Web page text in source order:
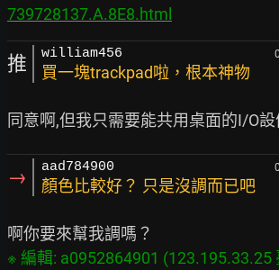
739728137.A.8E8.html
推 william456
買一塊trackpad啦，根本神物
→ aad784900
顏色比較好？ 只是沒調而已吧
※ 編輯: a0952864901 (123.195.33.25